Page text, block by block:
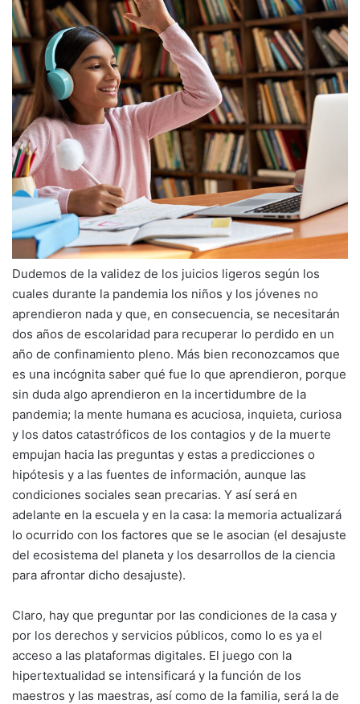
Dudemos de la validez de los juicios ligeros según los
cuales durante la pandemia los niños y los jóvenes no
aprendieron nada y que, en consecuencia, se necesitarán
dos años de escolaridad para recuperar lo perdido en un
año de confinamiento pleno. Más bien reconozcamos que
es una incógnita saber qué fue lo que aprendieron, porque
sin duda algo aprendieron en la incertidumbre de la
pandemia; la mente humana es acuciosa, inquieta, curiosa
y los datos catastróficos de los contagios y de la muerte
empujan hacia las preguntas y estas a predicciones o
hipótesis y a las fuentes de información, aunque las
condiciones sociales sean precarias. Y así será en
adelante en la escuela y en la casa: la memoria actualizará
lo ocurrido con los factores que se le asocian (el desajuste
del ecosistema del planeta y los desarrollos de la ciencia
para afrontar dicho desajuste).
Claro, hay que preguntar por las condiciones de la casa y
por los derechos y servicios públicos, como lo es ya el
acceso a las plataformas digitales. El juego con la
hipertextualidad se intensificará y la función de los
maestros y las maestras, así como de la familia, será la de